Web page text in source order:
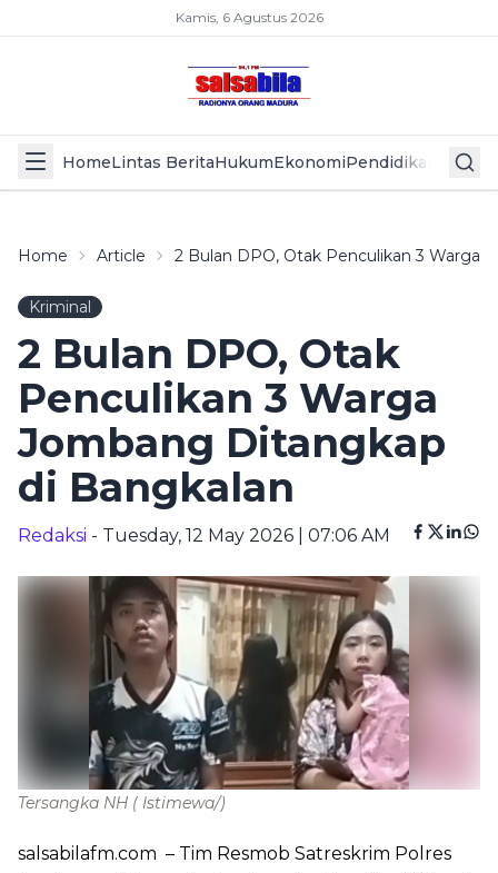
Kamis, 6 Agustus 2026
HomeLintas BeritaHukumEkonomiPendidikan Politik
Home Article 2 Bulan DPO, Otak Penculikan 3 Warga
Kriminal
2 Bulan DPO, Otak
Penculikan 3 Warga
Jombang Ditangkap
di Bangkalan
Redaksi - Tuesday, 12 May 2026 | 07:06 AM
Tersangka NH ( Istimewa/)
salsabilafm.com – Tim Resmob Satreskrim Polres